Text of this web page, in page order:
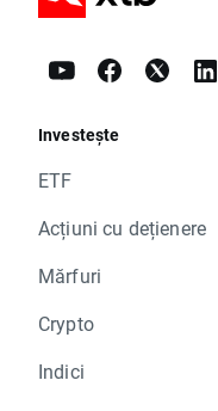
Investește
ETF
Acțiuni cu dețienere
Mărfuri
Crypto
Indici